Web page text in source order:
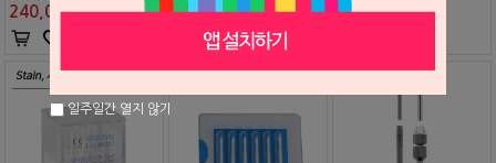
240,000원 90,000원 40,000원
일주일간 열지 않기